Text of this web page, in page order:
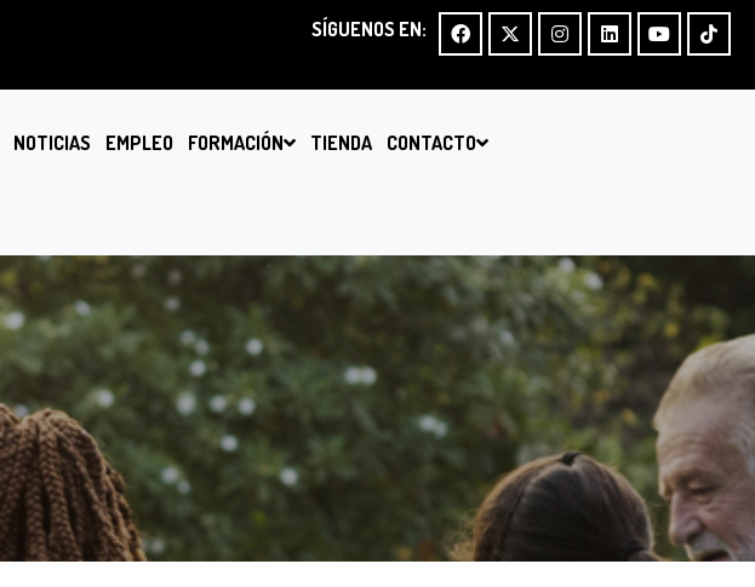
SÍGUENOS EN:
NOTICIAS EMPLEO FORMACIÓN TIENDA CONTACTO